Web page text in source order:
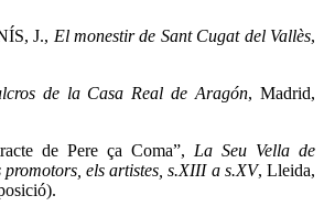
J., El monestir de Sant Cugat del Vallès,
de la Casa Real de Aragón, Madrid,
de Pere ça Coma”, La Seu Vella de
els artistes, s.XIII a s.XV, Lleida,